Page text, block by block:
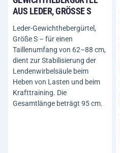
AUS LEDER, GRÖSSE S
Leder-Gewichthebergürtel,
Größe S – für einen
Taillenumfang von 62–88 cm,
dient zur Stabilisierung der
Lendenwirbelsäule beim
Heben von Lasten und beim
Krafttraining. Die
Gesamtlänge beträgt 95 cm.